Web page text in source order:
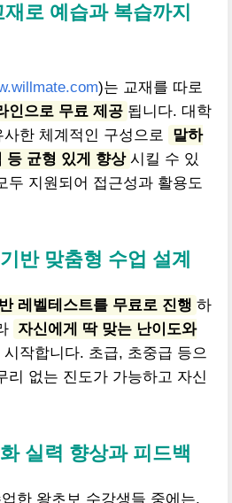
로 예습과 복습까지
)는 교재를 따로
인으로 무료 제공 됩니다. 대학
한 체계적인 구성으로
말하
등 균형 있게 향상 시킬 수 있
두 지원되어 접근성과 활용도
반 맞춤형 수업 설계
레벨테스트를 무료로 진행 하
자신에게 딱 맞는 난이도와
시작합니다. 초급, 초중급 등으
리 없는 진도가 가능하고 자신
실력 향상과 피드백
한 왕초보 수강생들 중에는,